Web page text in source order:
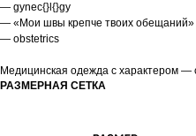
— gynec{}l{}gy
— «Мои швы крепче твоих обещаний»
— obstetrics
Медицинская одежда с характером
РАЗМЕРНАЯ СЕТКА